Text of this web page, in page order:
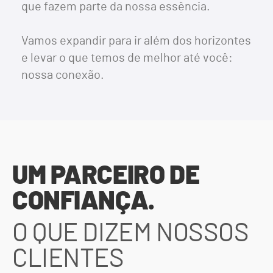
que fazem parte da nossa essência.
Vamos expandir para ir além dos horizontes
e levar o que temos de melhor até você:
nossa conexão.
UM PARCEIRO DE
CONFIANÇA.
O QUE DIZEM NOSSOS
CLIENTES